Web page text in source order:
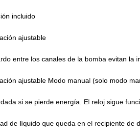
incluido
ajustable
entre los canales de la bomba evitan la
ajustable Modo manual (solo modo
si se pierde energía. El reloj sigue
de líquido que queda en el recipiente de